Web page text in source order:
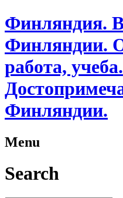
Финляндия.
Финляндии.
работа, учеба.
Финляндии.
Menu
Search